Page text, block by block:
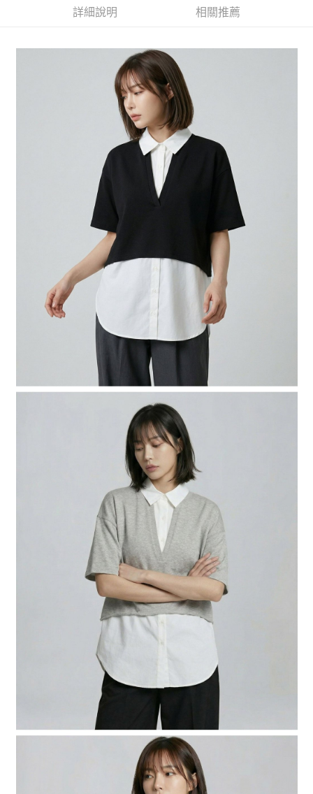
3.實際核准額度、可分期數及費用金額請依後續交易確認頁面所載為準。
4.訂單成立30分鐘內，如未前往確認交易或遇審核未通過，訂單將自動取
1.分期款項不併入電信帳單，「大哥付你分期」於每月結算日後寄送繳費提
2.透過簡訊連結打開帳單後，可選擇「超商條碼／台灣大直營門市／銀行轉
帳／街口支付／iPASS MONEY」等通路繳費。
1.本服務係由「台灣大哥大股份有限公司」（以下簡稱本公司）所提供，讓
用戶於交易時，得透過本服務購買商品或服務，並由商店將買賣／分期付款
買賣價金債權讓與本公司後，依約使用本公司帳單繳交帳款。
2.基於同意付款使用「大哥付你分期」之契約關係目的，商店將以您的個人
資料（包含姓名、電話或地址）提供予台灣大哥大進項蒐集、處理及利用，
由本公司與您本人進行分期帳單所需資料之確認、核對及更正。
3.完整用戶服務條款，請詳閱以下連結：
https://oppay.tw/userRule
３．安心：先確認商品／服務後，再付款。
【「AFTEE先享後付」結帳流程】
１．於結帳方式選擇「AFTEE先享後付」後，將跳轉至「AFTEE先享後付」
結帳頁面，進行簡訊認證並確認金額後，即可完成結帳。
２．訂單成立數日內，您將收到繳費通知簡訊。
３．收到繳費通知簡訊後14天內，點擊此簡訊中的連結，可透過四大超商／
ATM／網路銀行／等多元方式進行付款，方視為交易完成。
※ 請注意：結帳手續完成當下不需立刻繳費，但若您需要取消訂單，請聯絡
購買商品的店家。未經商家同意取消之訂單仍視為有效，需透過AFTEE先享
※ 交易是否成功請以「AFTEE先享後付 」之結帳頁面顯示為準，若有關於
是否繳費成功／繳費後需取消欲退款等相關疑問，請聯繫「AFTEE先享後付
https://netprotections.freshdesk.com/support/home
１．透過由恩沛科技股份有限公司提供之「AFTEE先享後付」服務完成之交
易，需依本服務之必要範圍內提供個人資料，並將交易相關給付款項請求債
權轉讓予恩沛科技股份有限公司。
２．關於個人資料處理事宜，請瀏覽以下網址：
https://aftee.tw/terms/#terms3
３．未成年的使用者請事先徵得法定代理人或監護人之同意方可使用
「AFTEE先享後付」，若未經同意申辦者引起之損失，本公司不負相關責
４．使用「AFTEE先享後付」時，將依據個別帳號之用戶狀況，依本公司即
時審查核予不同之上限額度；若仍有額度不足之情形，本公司將視審查結果
請求用戶進行身份認證。
５．嚴禁一人註冊多個帳號或使用他人資訊註冊。若發現惡意使用之情形，
恩沛科技股份有限公司將有權停止該用戶之使用額度並採取法律行動。
每筆NT$80，滿NT$888(含以上)免運費
每筆NT$80，滿NT$888(含以上)免運費
每筆NT$80，滿NT$1,500(含以上)免運費
每筆NT$80，滿NT$1,500(含以上)免運費
每筆NT$80，滿NT$1,500(含以上)免運費
詳細說明 相關推薦